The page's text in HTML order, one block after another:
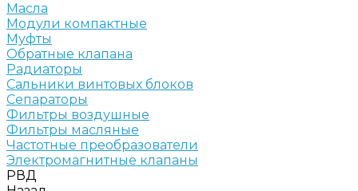
Масла
Модули компактные
Муфты
Обратные клапана
Радиаторы
Сальники винтовых блоков
Сепараторы
Фильтры воздушные
Фильтры масляные
Частотные преобразователи
Электромагнитные клапаны
РВД